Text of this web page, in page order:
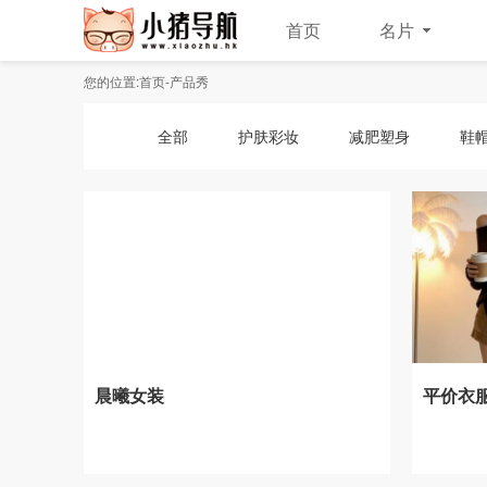
首页 名片
您的位置:首页-产品秀
全部 护肤彩妆 减肥塑身 鞋
晨曦女装 平价衣